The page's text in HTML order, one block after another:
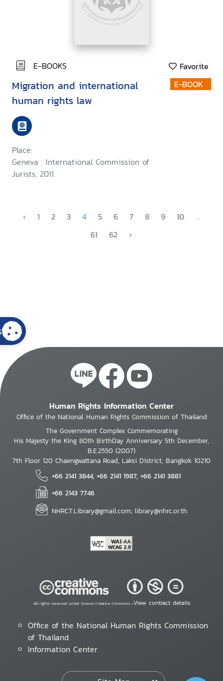
E-BOOKS Favorite
Migration and international
human rights law
Place:
Geneva : International Commission of
Jurists, 2011.
E-BOOK
‹ 1 2 3 4 5 6 7 8 9 10
...
61
62 ›
Human Rights Information Center
Office of the National Human Rights Commission of Thailand
The Government Complex Commemorating
His Majesty the King 80th BirthDay Anniversary 5th December,
B.E.2550 (2007)
7th Floor 120 Chaengwattana Road, Laksi District, Bangkok 10210
+66 2141 3844, +66 2141 1987, +66 2141 3881
+66 2143 7746
NHRCT.Library@gmail.com; library@nhrc.or.th
All rights reserved under license Creative Commons •View contract details
Office of the National Human Rights Commission
of Thailand
Information Center